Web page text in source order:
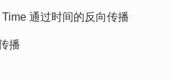
通过时间的反向传播
播